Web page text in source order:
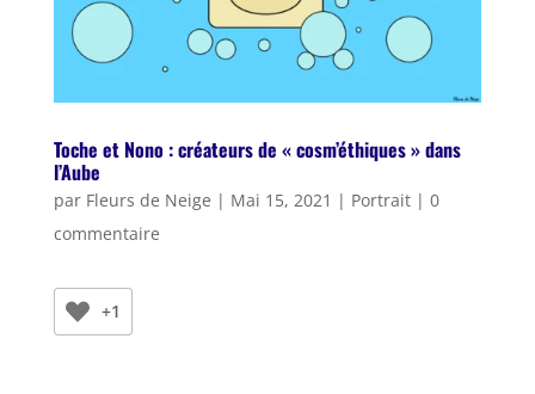
Toche et Nono : créateurs de « cosm’éthiques » dans
l’Aube
par Fleurs de Neige | Mai 15, 2021 | Portrait| 0
commentaire
+1